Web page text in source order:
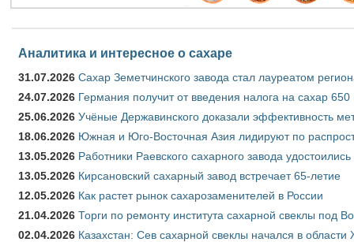
Аналитика и интересное о сахаре
31.07.2026 Сахар Земетчинского завода стал лауреатом
24.07.2026 Германия получит от введения налога на сахар
25.06.2026 Учёные Державинского доказали эффективность
18.06.2026 Южная и Юго-Восточная Азия лидируют по
13.05.2026 Работники Раевского сахарного завода удостоились
13.05.2026 Кирсановский сахарный завод встречает 65-летие
12.05.2026 Как растет рынок сахарозаменителей в России
21.04.2026 Торги по ремонту института сахарной свеклы под
02.04.2026 Казахстан: Сев сахарной свеклы начался в области